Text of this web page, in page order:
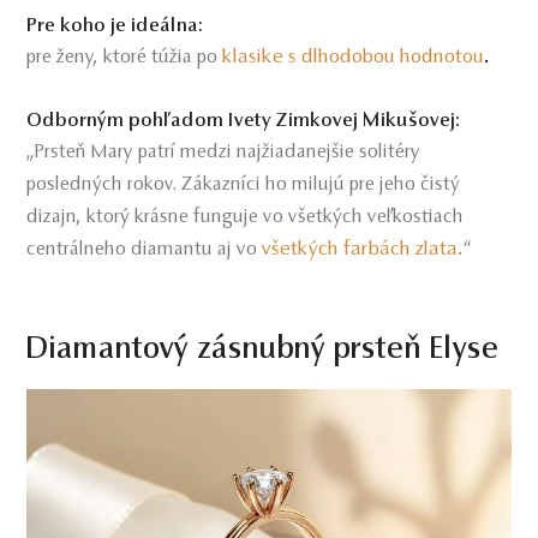
Pre koho je ideálna:
pre ženy, ktoré túžia po klasike s dlhodobou hodnotou.
Odborným pohľadom Ivety Zimkovej Mikušovej:
„Prsteň Mary patrí medzi najžiadanejšie solitéry
posledných rokov. Zákazníci ho milujú pre jeho čistý
dizajn, ktorý krásne funguje vo všetkých veľkostiach
centrálneho diamantu aj vovšetkých farbách zlata.“
Diamantový zásnubný prsteň Elyse